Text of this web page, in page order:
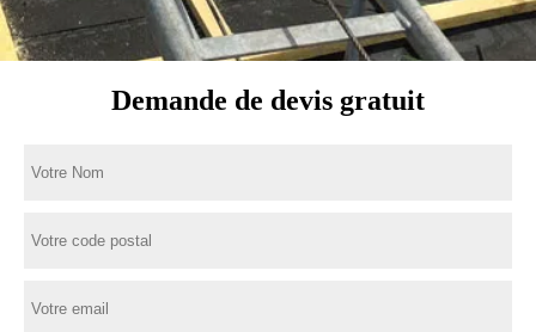
Demande de devis gratuit